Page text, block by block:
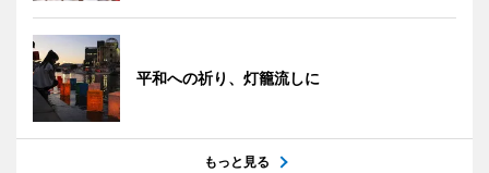
平和への祈り、灯籠流しに
もっと見る